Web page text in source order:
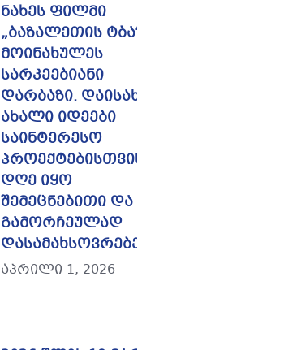
ნახეს ფილმი
„ბაზალეთის ტბა“.
მოინახულეს
სარკეებიანი
დარბაზი. დაისახა
ახალი იდეები
საინტერესო
პროექტებისთვის. ეს
დღე იყო
შემეცნებითი და
გამორჩეულად
დასამახსოვრებელი.
აპრილი 1, 2026